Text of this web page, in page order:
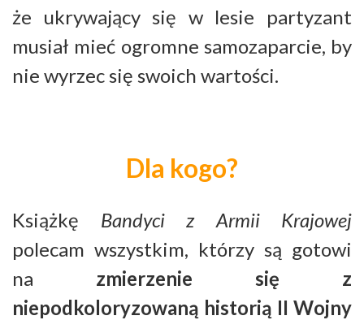
że ukrywający się w lesie partyzant
musiał mieć ogromne samozaparcie, by
nie wyrzec się swoich wartości.
Dla kogo?
Książkę Bandyci z Armii Krajowej
polecam wszystkim, którzy są gotowi
na zmierzenie się z
niepodkoloryzowaną historią II Wojny